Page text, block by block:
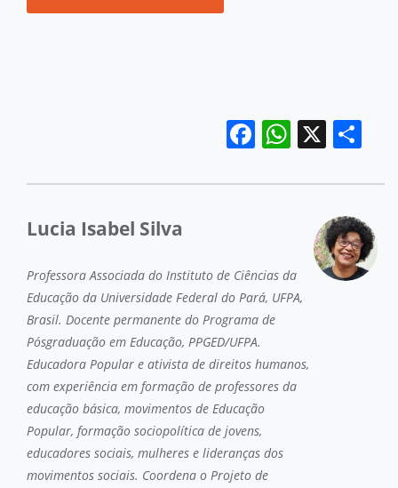
Facebook
X
Lucia Isabel Silva
Professora Associada do Instituto de Ciências da
Educação da Universidade Federal do Pará, UFPA,
Brasil. Docente permanente do Programa de
Pósgraduação em Educação, PPGED/UFPA.
Educadora Popular e ativista de direitos humanos,
com experiência em formação de professores da
educação básica, movimentos de Educação
Popular, formação sociopolítica de jovens,
educadores sociais, mulheres e lideranças dos
movimentos sociais. Coordena o Projeto de